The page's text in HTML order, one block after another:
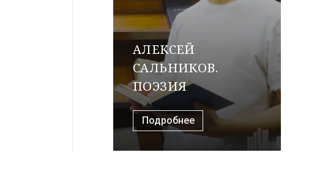
АЛЕКСЕЙ
САЛЬНИКОВ.
ПОЭЗИЯ
Подробнее